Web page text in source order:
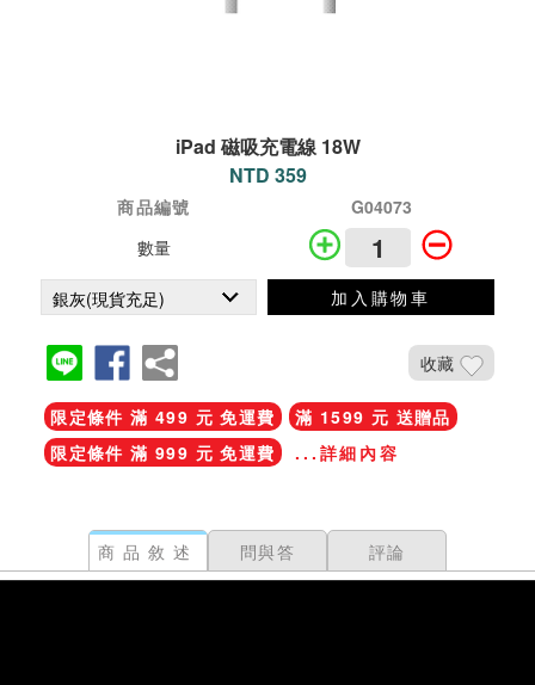
iPad 磁吸充電線 18W
NTD 359
商品編號
G04073
數量
加入購物車
收藏
限定條件 滿 499 元 免運費
滿 1599 元 送贈品
限定條件 滿 999 元 免運費
...詳細內容
商品敘述 問與答 評論